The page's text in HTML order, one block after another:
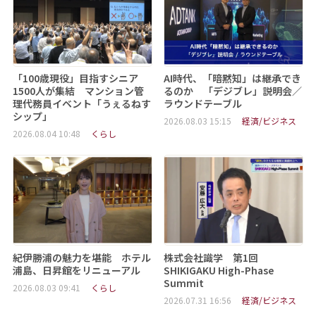
「100歳現役」目指すシニア
1500人が集結 マンション管
理代務員イベント「うぇるねす
シップ」
2026.08.04 10:48 くらし
AI時代、「暗黙知」は継承でき
るのか 「デジブレ」説明会／
ラウンドテーブル
2026.08.03 15:15 経済/ビジネス
紀伊勝浦の魅力を堪能 ホテル
浦島、日昇館をリニューアル
2026.08.03 09:41 くらし
株式会社識学 第1回
SHIKIGAKU High-Phase
Summit
2026.07.31 16:56 経済/ビジネス